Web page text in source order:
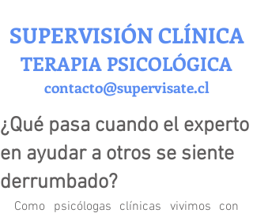
SUPERVISIÓN CLÍNICA
TERAPIA PSICOLÓGICA
contacto@supervisate.cl
¿Qué pasa cuando el experto
en ayudar a otros se siente
derrumbado?
Como psicólogas clínicas vivimos con